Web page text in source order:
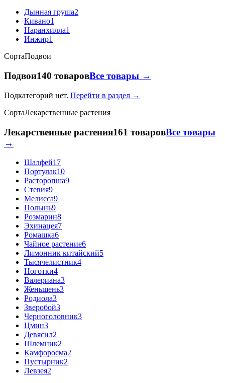
Дынная груша2
Кивано1
Наранхилла1
Инжир1
СортаПодвои
Подвои140 товаровВсе товары →
Подкатегорий нет. Перейти в раздел →
СортаЛекарственные растения
Лекарственные растения161 товаровВсе товары
→
Шалфей17
Портулак10
Расторопша9
Стевия9
Мелисса9
Полынь9
Розмарин8
Эхинацея7
Ромашка6
Чайное растение6
Лимонник китайский5
Тысячелистник4
Ноготки4
Валериана3
Женьшень3
Родиола3
Зверобой3
Черноголовник3
Цмин3
Девясил2
Шлемник2
Камфоросма2
Пустырник2
Левзея2